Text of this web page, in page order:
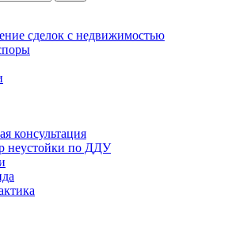
сделок с недвижимостью
консультация
неустойки по ДДУ